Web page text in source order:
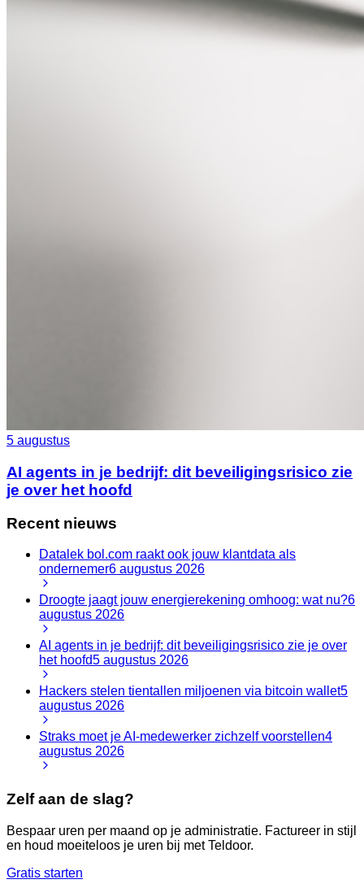
5 augustus
AI agents in je bedrijf: dit beveiligingsrisico zie
je over het hoofd
Recent nieuws
Datalek bol.com raakt ook jouw klantdata als
ondernemer6 augustus 2026
Droogte jaagt jouw energierekening omhoog: wat nu?6
augustus 2026
AI agents in je bedrijf: dit beveiligingsrisico zie je over
het hoofd5 augustus 2026
Hackers stelen tientallen miljoenen via bitcoin wallet5
augustus 2026
Straks moet je AI-medewerker zichzelf voorstellen4
augustus 2026
Zelf aan de slag?
Bespaar uren per maand op je administratie. Factureer in stijl
en houd moeiteloos je uren bij met Teldoor.
Gratis starten